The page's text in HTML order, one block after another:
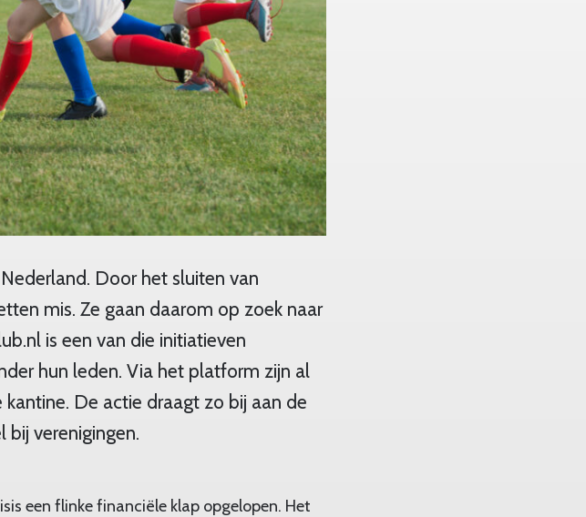
Door het sluiten van
mis. Ze gaan daarom op zoek naar
is een van die initiatieven
hun leden. Via het platform zijn al
De actie draagt zo bij aan de
bij verenigingen.
een flinke financiële klap opgelopen. Het